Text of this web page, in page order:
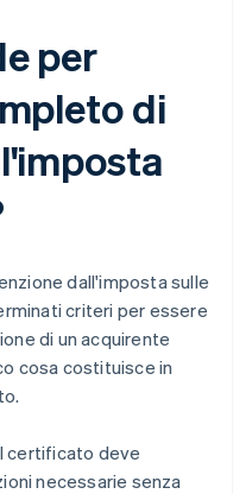
per
di
dall'imposta sulle
criteri per essere
di un acquirente
cosa costituisce in
certificato deve
necessarie senza